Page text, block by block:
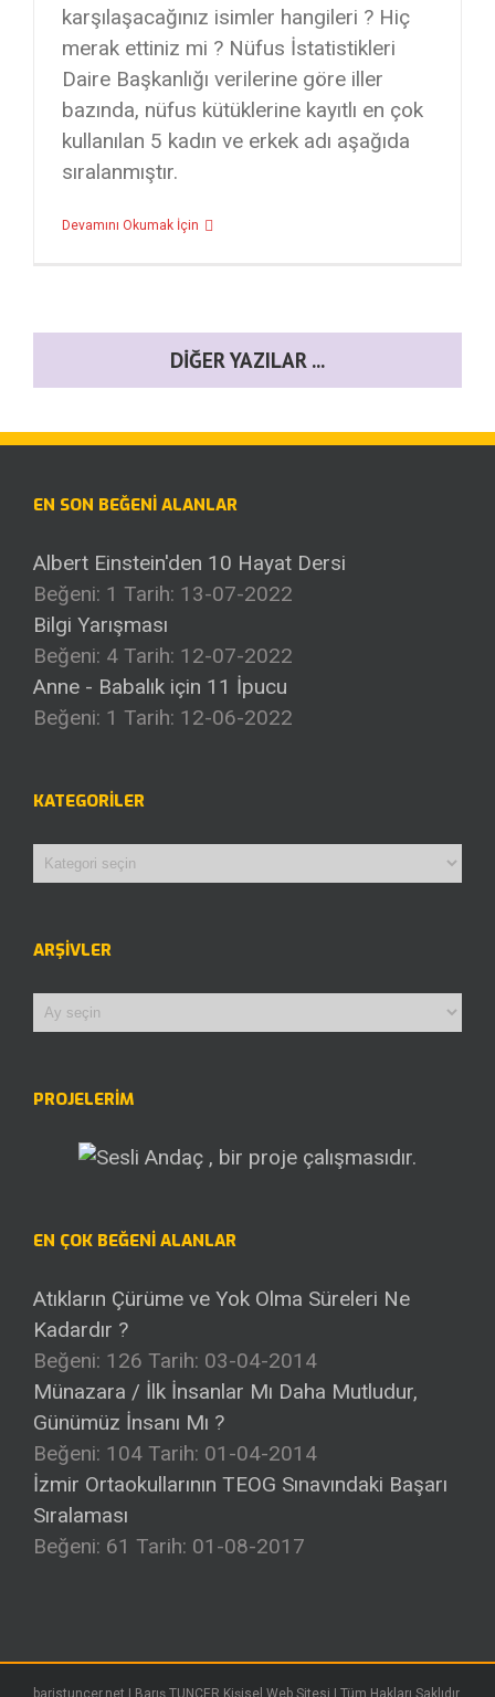
karşılaşacağınız isimler hangileri ? Hiç
merak ettiniz mi ? Nüfus İstatistikleri
Daire Başkanlığı verilerine göre iller
bazında, nüfus kütüklerine kayıtlı en çok
kullanılan 5 kadın ve erkek adı aşağıda
sıralanmıştır.
Devamını Okumak İçin
DIĞER YAZILAR ...
EN SON BEĞENI ALANLAR
Albert Einstein'den 10 Hayat Dersi
Beğeni: 1 Tarih: 13-07-2022
Bilgi Yarışması
Beğeni: 4 Tarih: 12-07-2022
Anne - Babalık için 11 İpucu
Beğeni: 1 Tarih: 12-06-2022
KATEGORILER
Kategoriler
ARŞIVLER
Arşivler
PROJELERİM
EN ÇOK BEĞENI ALANLAR
Atıkların Çürüme ve Yok Olma Süreleri Ne
Kadardır ?
Beğeni: 126 Tarih: 03-04-2014
Münazara / İlk İnsanlar Mı Daha Mutludur,
Günümüz İnsanı Mı ?
Beğeni: 104 Tarih: 01-04-2014
İzmir Ortaokullarının TEOG Sınavındaki Başarı
Sıralaması
Beğeni: 61 Tarih: 01-08-2017
baristuncer.net | Barış TUNÇER Kişisel Web Sitesi | Tüm Hakları Saklıdır.